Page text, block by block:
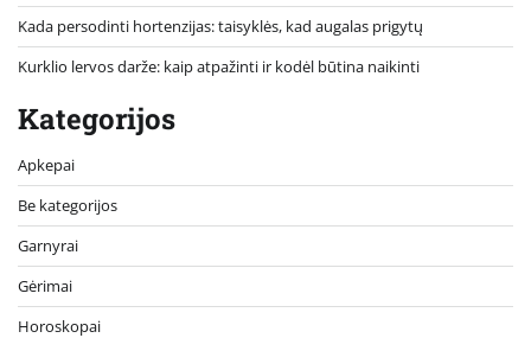
Kada persodinti hortenzijas: taisyklės, kad augalas prigytų
Kurklio lervos darže: kaip atpažinti ir kodėl būtina naikinti
Kategorijos
Apkepai
Be kategorijos
Garnyrai
Gėrimai
Horoskopai